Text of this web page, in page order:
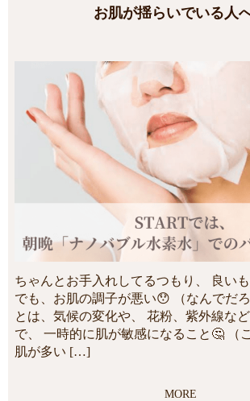
お肌が揺らいでいる人
ちゃんとお手入れしてるつもり、 良い
でも、お肌の調子が悪い😯 （なんでだ
とは、気候の変化や、 花粉、紫外線な
で、 一時的に肌が敏感になること🤔 （
肌が多い […]
MORE